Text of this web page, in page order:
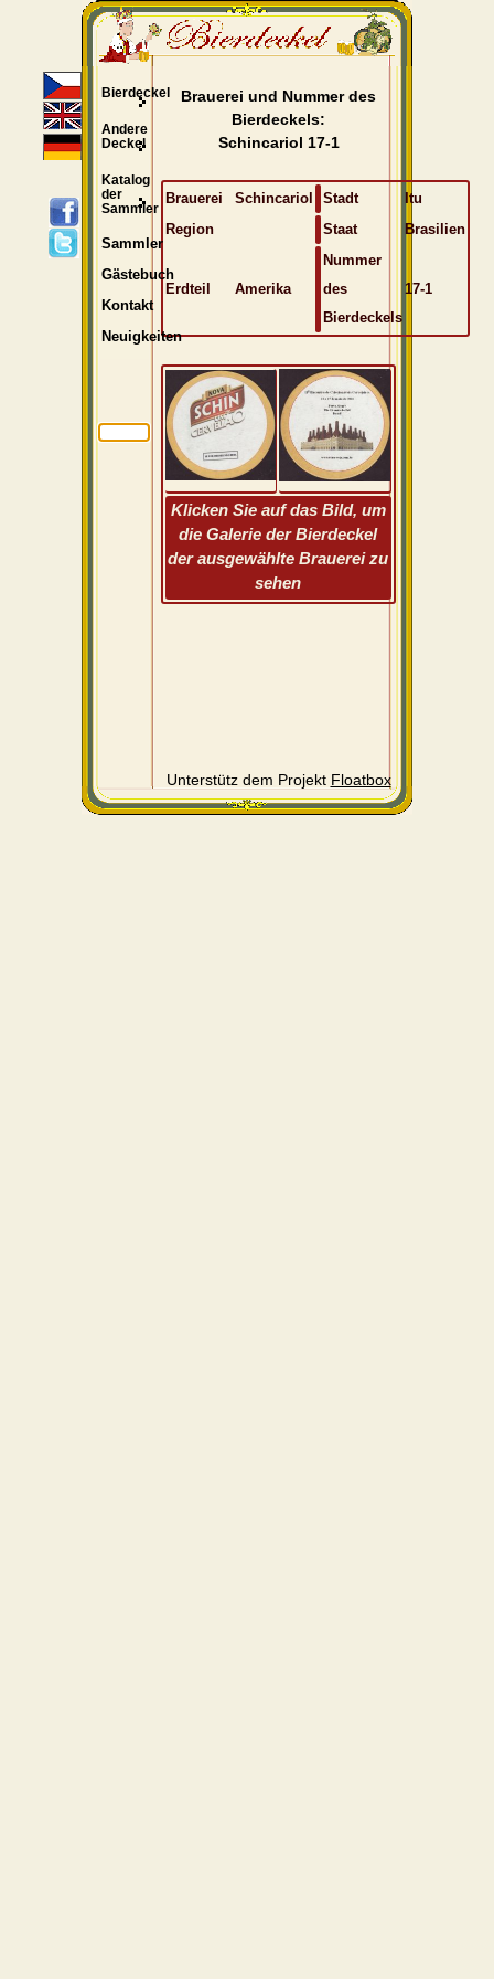
Brauerei und Nummer des
Bierdeckels:
Schincariol 17-1
Brauerei Schincariol Stadt
Itu
Region
Staat Brasilien
Erdteil Amerika
Nummer
des
Bierdeckels
17-1
Klicken Sie auf das Bild, um
die Galerie der Bierdeckel
der ausgewählte Brauerei zu
sehen
Unterstütz dem Projekt Floatbox
Bierdeckel
Andere
Deckel
Katalog
der
Sammler
Sammler
Gästebuch
Kontakt
Neuigkeiten